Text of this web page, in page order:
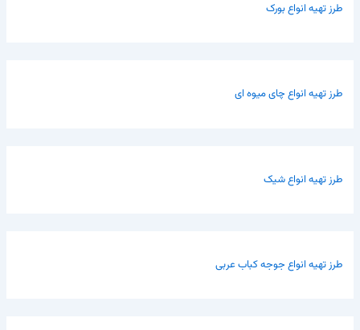
طرز تهیه انواع بورک
طرز تهیه انواع چای میوه ای
طرز تهیه انواع شیک
طرز تهیه انواع جوجه کباب عربی